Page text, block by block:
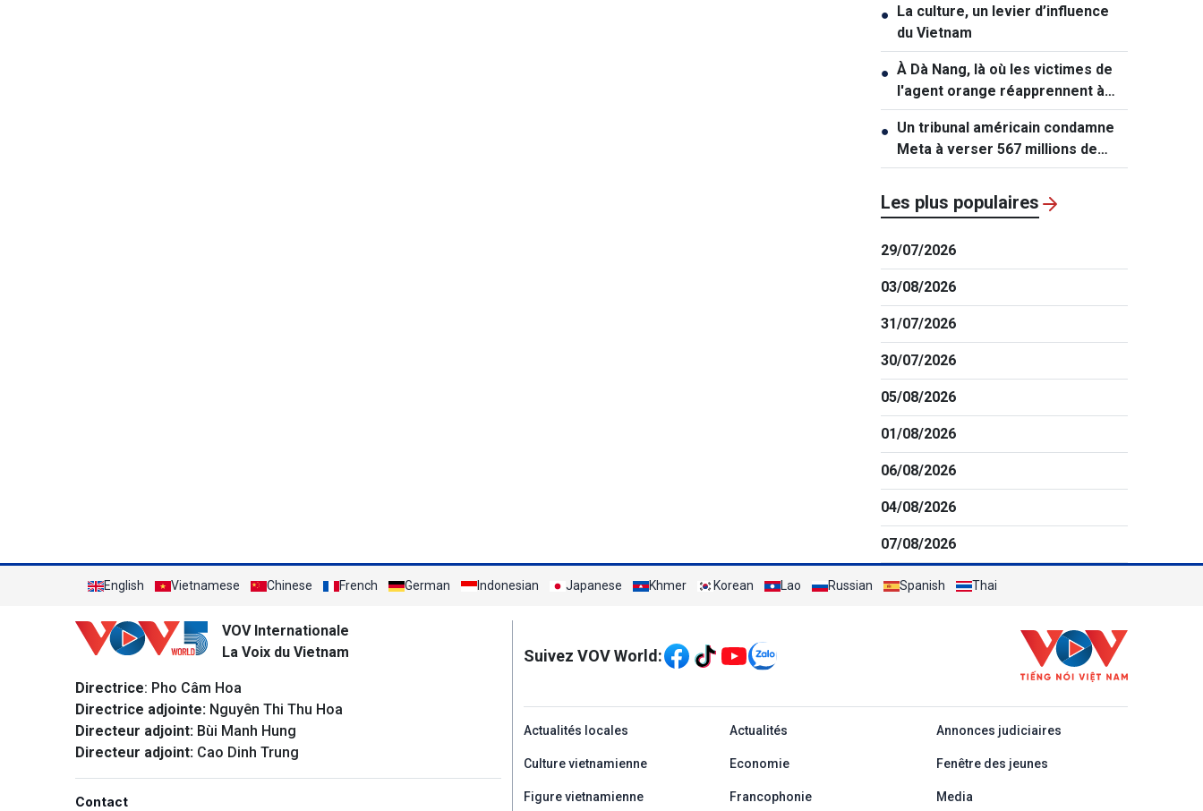
● La culture, un levier d’influence
du Vietnam
● À Dà Nang, là où les victimes de
l'agent orange réapprennent à
vivre
● Un tribunal américain condamne
Meta à verser 567 millions de
dollars dans une affaire
impliquant des mineurs
Les plus populaires
29/07/2026
03/08/2026
31/07/2026
30/07/2026
05/08/2026
01/08/2026
06/08/2026
04/08/2026
07/08/2026
English Vietnamese Chinese French German Indonesian Japanese Khmer Korean Lao Russian Spanish Thai
VOV Internationale
La Voix du Vietnam
Directrice: Pho Câm Hoa
Directrice adjointe: Nguyên Thi Thu Hoa
Directeur adjoint: Bùi Manh Hung
Directeur adjoint: Cao Dinh Trung
Contact
Mạng xã hội
Suivez VOV World:
menu footer tiếng Pháp
Actualités locales Actualités Annonces judiciaires
Culture vietnamienne Economie Fenêtre des jeunes
Figure vietnamienne Francophonie Media